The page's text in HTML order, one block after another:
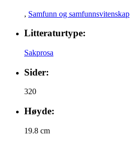
, Samfunn og samfunnsvitenskap
Litteraturtype:
Sakprosa
Sider:
320
Høyde:
19.8 cm